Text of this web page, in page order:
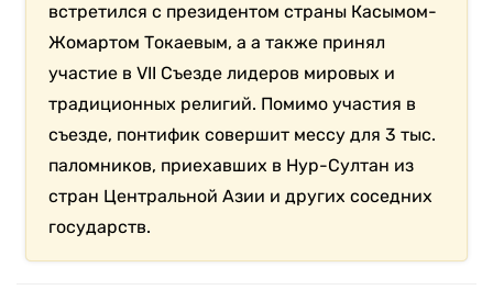
встретился с президентом страны Касымом-
Жомартом Токаевым, а а также принял
участие в VII Съезде лидеров мировых и
традиционных религий. Помимо участия в
съезде, понтифик совершит мессу для 3 тыс.
паломников, приехавших в Нур-Султан из
стран Центральной Азии и других соседних
государств.